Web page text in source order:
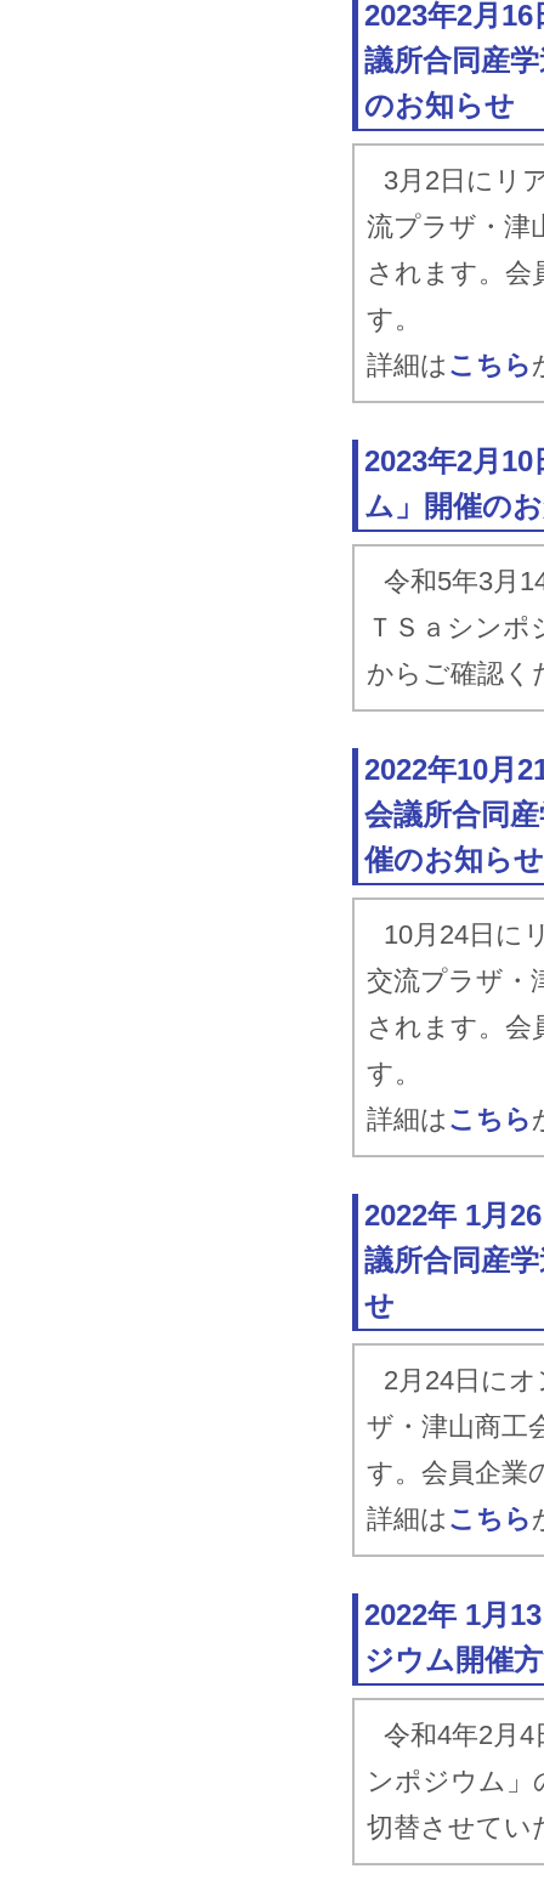
2023年2月
議所合同産
のお知らせ
3月2日にリ
流プラザ・津
されます。会
す。
詳細は こちら
2023年2月
ム」開催の
令和5年3月
ＴＳａシン
からご確認く
2022年10月
会議所合同
催のお知らせ
10月24日に
交流プラザ・
されます。会
す。
詳細は こちら
2022年 1月
議所合同産
せ
2月24日に
ザ・津山商工
す。会員企業
詳細は こちら
2022年 1月
ジウム開催
令和4年2月
ンポジウム」
切替させてい